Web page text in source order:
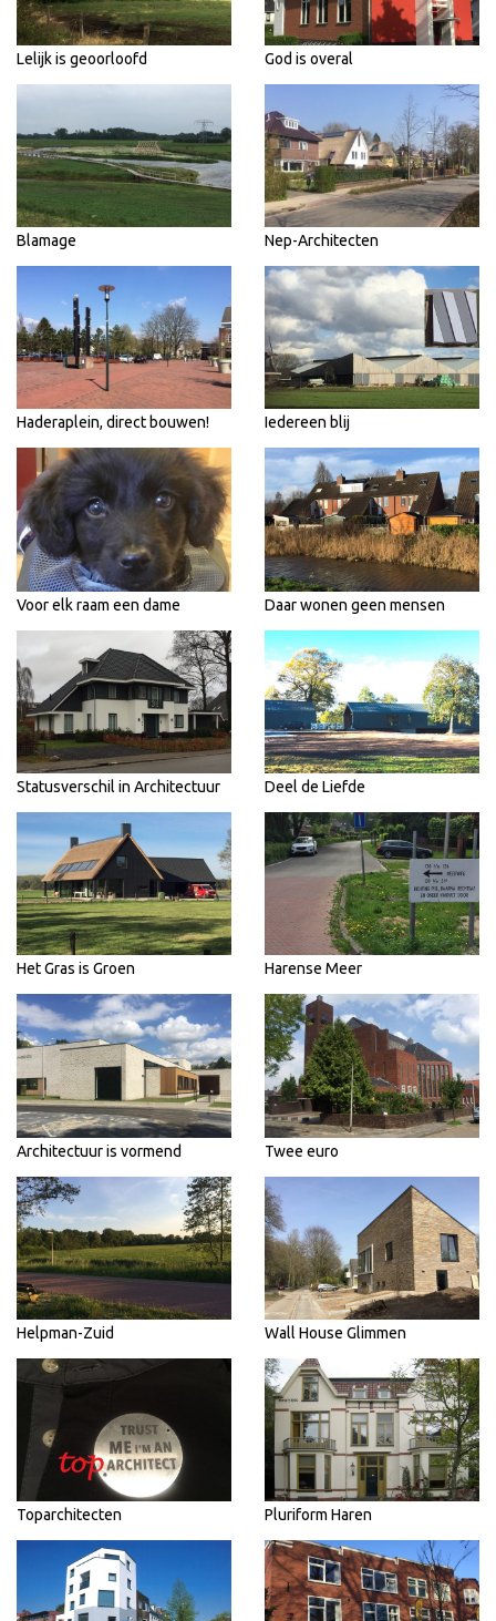
Lelijk is geoorloofd God is overal
Blamage Nep-Architecten
Haderaplein, direct bouwen! Iedereen blij
Voor elk raam een dame Daar wonen geen mensen
Statusverschil in Architectuur Deel de Liefde
Het Gras is Groen Harense Meer
Architectuur is vormend Twee euro
Helpman-Zuid Wall House Glimmen
Toparchitecten Pluriform Haren